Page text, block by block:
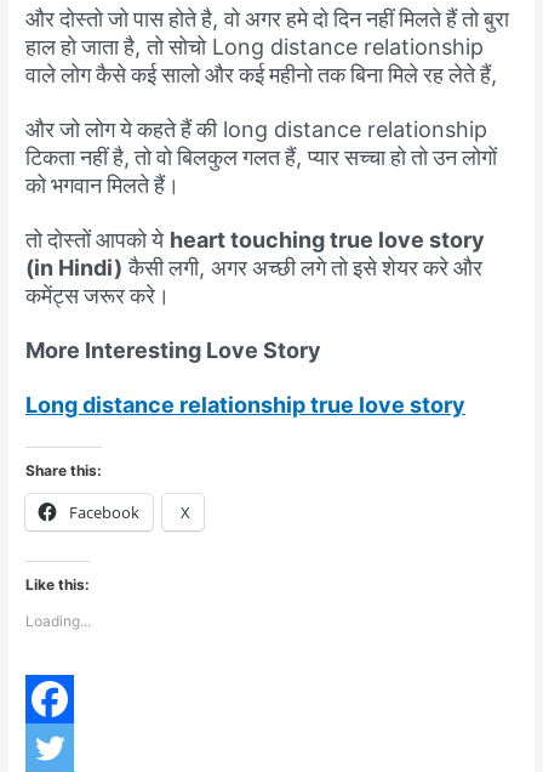
औरदोस्तोजोपासहोतेहै,वोअगरहमेदोदिननहींमिलतेहैंतोबुरा
हालहोजाताहै,तोसोचोLong distance relationship
वालेलोगकैसेकईसालोऔरकईमहीनोतकबिनामिलेरहलेतेहैं,
औरजोलोगयेकहतेहैंकीlong distance relationship
टिकतानहींहै, तोवोबिलकुलगलतहैं,प्यारसच्चाहोतोउनलोगों
कोभगवानमिलतेहैं।
तोदोस्तोंआपकोये heart touching true love story
(in Hindi) कैसीलगी,अगरअच्छीलगेतोइसेशेयरकरेऔर
कमेंट्सजरूरकरे।
More Interesting Love Story
Long distance relationship true love story
Share this:
Facebook X
Like this:
Loading...